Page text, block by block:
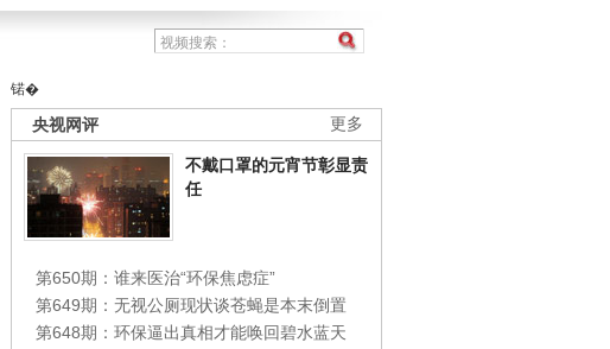
锘�
更多
央视网评
不戴口罩的元宵节彰显责
任
第650期：谁来医治“环保焦虑症”
第649期：无视公厕现状谈苍蝇是本末倒置
第648期：环保逼出真相才能唤回碧水蓝天